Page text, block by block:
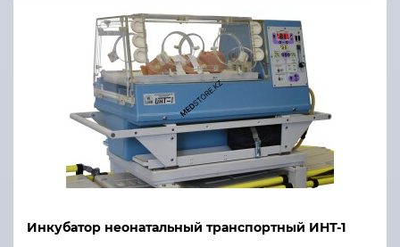
Инкубатор неонатальный транспортный ИНТ-1